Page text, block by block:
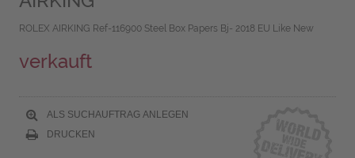
ROLEX AIRKING Ref-116900 Steel Box Papers Bj- 2018 EU Like New
verkauft
ALS SUCHAUFTRAG ANLEGEN
DRUCKEN